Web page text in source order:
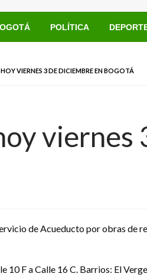
POLÍTICA
VIERNES 3 DE DICIEMBRE EN BOGOTÁ
de Acueducto por obras de
F a Calle 16 C. Barrios: El